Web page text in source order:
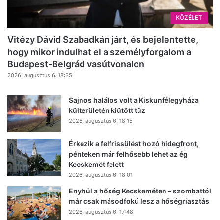
KÖZÉLET
Vitézy Dávid Szabadkán járt, és bejelentette,
hogy mikor indulhat el a személyforgalom a
Budapest-Belgrád vasútvonalon
2026, augusztus 6. 18:35
Sajnos halálos volt a Kiskunfélegyháza
külterületén kiütött tűz
2026, augusztus 6. 18:15
Érkezik a felfrissülést hozó hidegfront,
pénteken már felhősebb lehet az ég
Kecskemét felett
2026, augusztus 6. 18:01
Enyhül a hőség Kecskeméten – szombattól
már csak másodfokú lesz a hőségriasztás
2026, augusztus 6. 17:48